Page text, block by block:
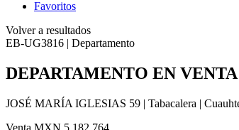
Favoritos
Volver a resultados
EB-UG3816 | Departamento
DEPARTAMENTO EN
JOSÉ MARÍA IGLESIAS 59 | Tabacalera |
Venta MXN 5,182,764